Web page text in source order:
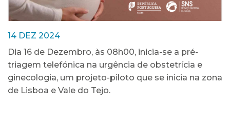
14 DEZ 2024
Dia 16 de Dezembro, às 08h00, inicia-se a pré-
triagem telefónica na urgência de obstetrícia e
ginecologia, um projeto-piloto que se inicia na zona
de Lisboa e Vale do Tejo.